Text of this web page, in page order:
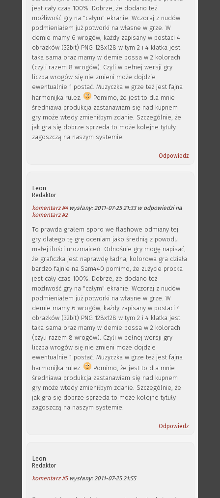
jest cały czas 100%. Dobrze, że dodano też
możliwość gry na "całym" ekranie. Wczoraj z nudów
podmieniałem już potworki na własne w grze. W
demie mamy 6 wrogów, każdy zapisany w postaci 4
obrazków (32bit) PNG 128x128 w tym 2 i 4 klatka jest
taka sama oraz mamy w demie bossa w 2 kolorach
(czyli razem 8 wrogów). Czyli w pełnej wersji gry
liczba wrogów się nie zmieni może dojdzie
ewentualnie 1 postać. Muzyczka w grze też jest fajna
harmonijka rulez.
Pomimo, że jest to dla mnie
średniawa produkcja zastanawiam się nad kupnem
gry może wtedy zmieniłbym zdanie. Szczególnie, że
jak gra się dobrze sprzeda to może kolejne tytuły
zagoszczą na naszym systemie.
Odpowiedz
Leon
Redaktor
komentarz #4wysłany: 2011-07-25 21:33 w odpowiedzi na
komentarz #2
To prawda grałem sporo we flashowe odmiany tej
gry dlatego tę grę oceniam jako średnią z powodu
małej ilości urozmaiceń. Odnośnie gry mogę napisać,
że graficzka jest naprawdę ładna, kolorowa gra działa
bardzo fajnie na Sam440 pomimo, że zużycie procka
jest cały czas 100%. Dobrze, że dodano też
możliwość gry na "całym" ekranie. Wczoraj z nudów
podmieniałem już potworki na własne w grze. W
demie mamy 6 wrogów, każdy zapisany w postaci 4
obrazków (32bit) PNG 128x128 w tym 2 i 4 klatka jest
taka sama oraz mamy w demie bossa w 2 kolorach
(czyli razem 8 wrogów). Czyli w pełnej wersji gry
liczba wrogów się nie zmieni może dojdzie
ewentualnie 1 postać. Muzyczka w grze też jest fajna
harmonijka rulez.
Pomimo, że jest to dla mnie
średniawa produkcja zastanawiam się nad kupnem
gry może wtedy zmieniłbym zdanie. Szczególnie, że
jak gra się dobrze sprzeda to może kolejne tytuły
zagoszczą na naszym systemie.
Odpowiedz
Leon
Redaktor
komentarz #5wysłany: 2011-07-25 21:55